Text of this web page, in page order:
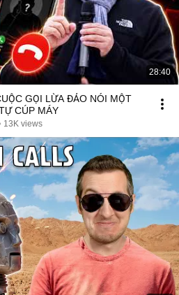
28:40
GỌI LỪA ĐẢO NÓI MỘT
CÚP MÁY
13K views